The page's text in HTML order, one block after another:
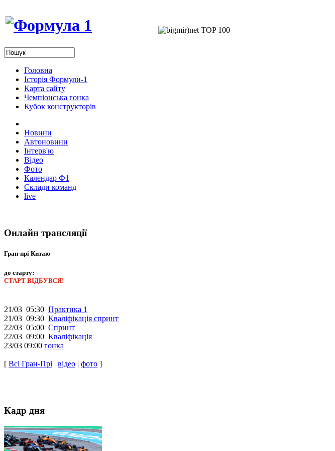
Головна
Історія Формули-1
Карта сайту
Чемпіонська гонка
Кубок конструкторів
Новини
Автоновини
Інтерв'ю
Відео
Фото
Календар Ф1
Склади команд
live
Онлайн трансляції
Гран-прі Китаю
до старту:
СТАРТ ВІДБУВСЯ!
21/03 05:30 Практика 1
21/03 09:30 Кваліфікація спринт
22/03 05:00 Спринт
22/03 09:00 Кваліфікація
23/03 09:00 гонка
[ Всі Гран-Прі | відео | фото ]
Кадр дня